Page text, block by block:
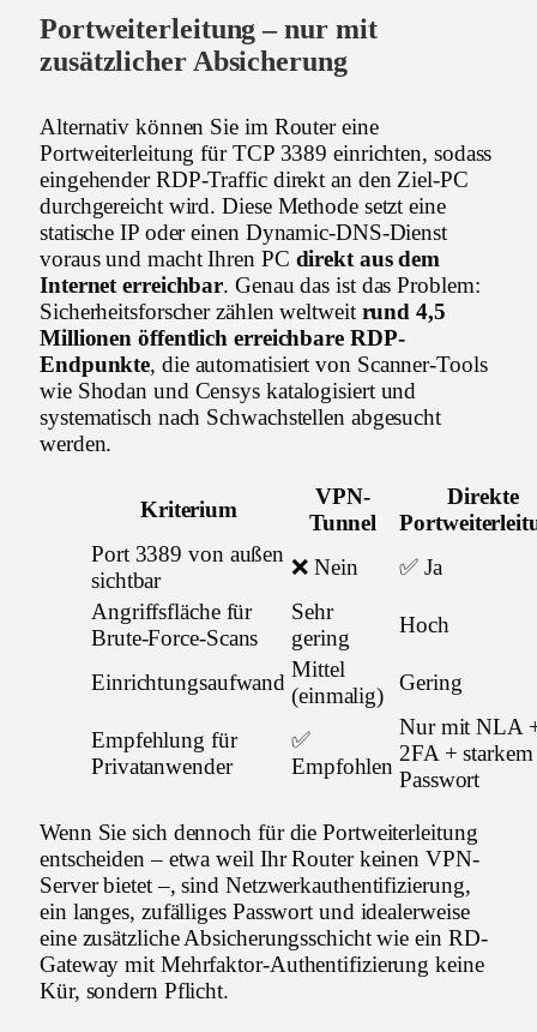
Portweiterleitung – nur mit
zusätzlicher Absicherung
Alternativ können Sie im Router eine
Portweiterleitung für TCP 3389 einrichten, sodass
eingehender RDP-Traffic direkt an den Ziel-PC
durchgereicht wird. Diese Methode setzt eine
statische IP oder einen Dynamic-DNS-Dienst
voraus und macht Ihren PC direkt aus dem
Internet erreichbar. Genau das ist das Problem:
Sicherheitsforscher zählen weltweit rund 4,5
Millionen öffentlich erreichbare RDP-
Endpunkte, die automatisiert von Scanner-Tools
wie Shodan und Censys katalogisiert und
systematisch nach Schwachstellen abgesucht
werden.
Kriterium
VPN-
Tunnel
Direkte
Port 3389 von außen
sichtbar
❌ Nein
✅ Ja
Angriffsfläche für
Brute-Force-Scans
Sehr
gering
Hoch
Einrichtungsaufwand
Mittel
(einmalig)
Gering
Empfehlung für
Privatanwender
✅
Empfohlen
Nur mit NLA
2FA + starkem
Passwort
Wenn Sie sich dennoch für die Portweiterleitung
entscheiden – etwa weil Ihr Router keinen VPN-
Server bietet –, sind Netzwerkauthentifizierung,
ein langes, zufälliges Passwort und idealerweise
eine zusätzliche Absicherungsschicht wie ein RD-
Gateway mit Mehrfaktor-Authentifizierung keine
Kür, sondern Pflicht.